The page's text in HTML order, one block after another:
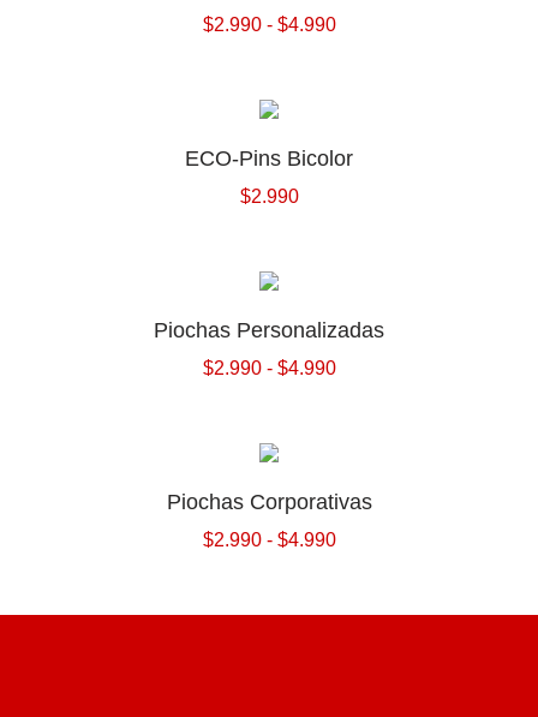
$2.990 - $4.990
ECO-Pins Bicolor
$2.990
Piochas Personalizadas
$2.990 - $4.990
Piochas Corporativas
$2.990 - $4.990